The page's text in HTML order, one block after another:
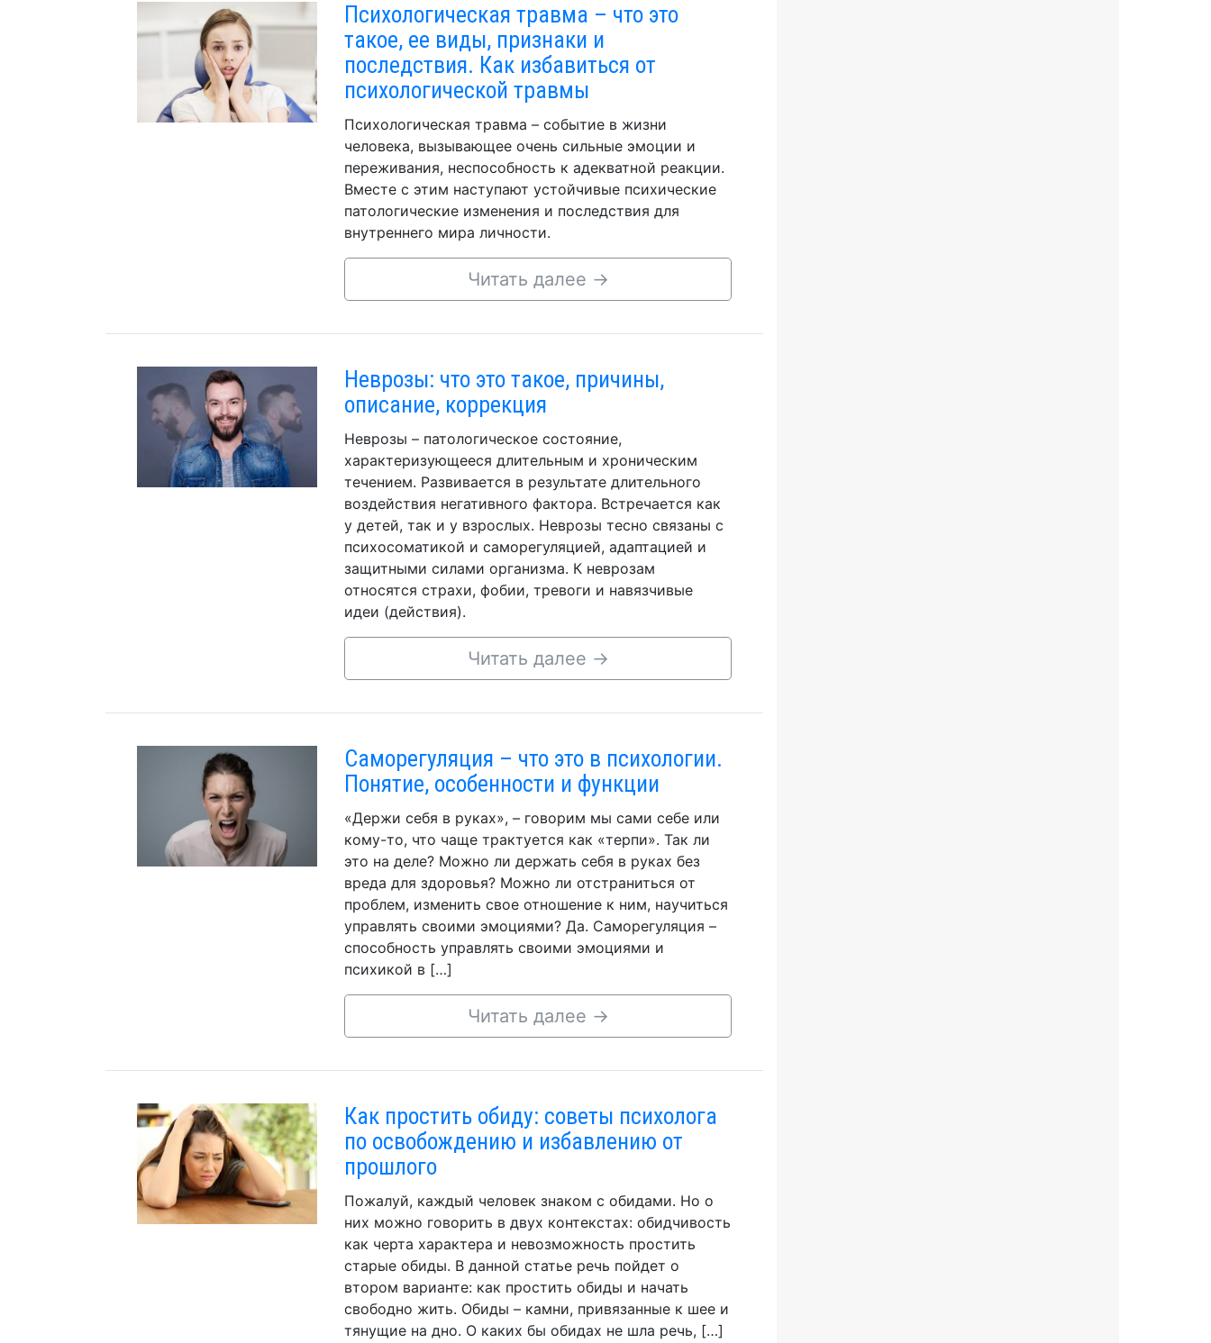
Психологическая травма – что это
такое, ее виды, признаки и
последствия. Как избавиться от
психологической травмы
Психологическая травма – событие в жизни
человека, вызывающее очень сильные эмоции и
переживания, неспособность к адекватной реакции.
Вместе с этим наступают устойчивые психические
патологические изменения и последствия для
внутреннего мира личности.
Читать далее →
Неврозы: что это такое, причины,
описание, коррекция
Неврозы – патологическое состояние,
характеризующееся длительным и хроническим
течением. Развивается в результате длительного
воздействия негативного фактора. Встречается как
у детей, так и у взрослых. Неврозы тесно связаны с
психосоматикой и саморегуляцией, адаптацией и
защитными силами организма. К неврозам
относятся страхи, фобии, тревоги и навязчивые
идеи (действия).
Читать далее →
Саморегуляция – что это в психологии.
Понятие, особенности и функции
«Держи себя в руках», – говорим мы сами себе или
кому-то, что чаще трактуется как «терпи». Так ли
это на деле? Можно ли держать себя в руках без
вреда для здоровья? Можно ли отстраниться от
проблем, изменить свое отношение к ним, научиться
управлять своими эмоциями? Да. Саморегуляция –
способность управлять своими эмоциями и
психикой в […]
Читать далее →
Как простить обиду: советы психолога
по освобождению и избавлению от
прошлого
Пожалуй, каждый человек знаком с обидами. Но о
них можно говорить в двух контекстах: обидчивость
как черта характера и невозможность простить
старые обиды. В данной статье речь пойдет о
втором варианте: как простить обиды и начать
свободно жить. Обиды – камни, привязанные к шее и
тянущие на дно. О каких бы обидах не шла речь, […]